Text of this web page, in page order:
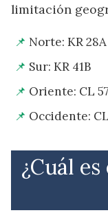
limitación
Norte: KR
Sur: KR 41B
Oriente: CL
Occidente:
¿Cuál